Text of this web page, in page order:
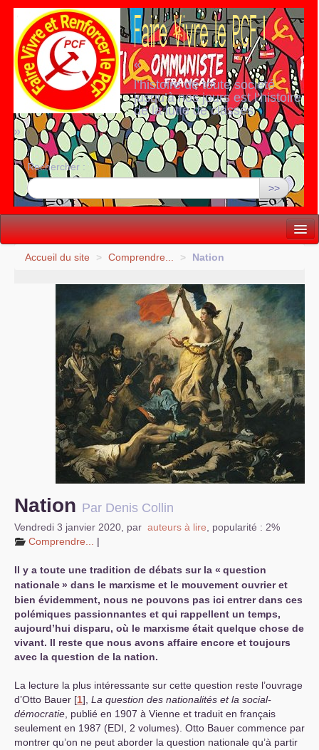
«
l’histoire de toute société
jusqu’à nos jours est l’histoire
de la lutte de classes
»
Rechercher :
>>
Vie politique
S’organiser
Comprendre...
Vie du site
Accueil du site > Comprendre... > Nation
Nation Par Denis Collin
Vendredi 3 janvier 2020 par auteurs à lire
popularité : 2%
Comprendre...
|
Il y a toute une tradition de débats sur la « question
nationale» dans le marxisme et le mouvement ouvrier et
bien évidemment, nous ne pouvons pas ici entrer dans ces
polémiques passionnantes et qui rappellent un temps,
aujourd’hui disparu, où le marxisme était quelque chose de
vivant. Il reste que nous avons affaire encore et toujours
avec la question de la nation.
La lecture la plus intéressante sur cette question reste l’ouvrage
d’Otto Bauer [1] La question des nationalités et la social-
démocratie , publié en 1907 à Vienne et traduit en français
seulement en 1987 (EDI , 2 volumes). Otto Bauer commence par
montrer qu’on ne peut aborder la question nationale qu’à partir